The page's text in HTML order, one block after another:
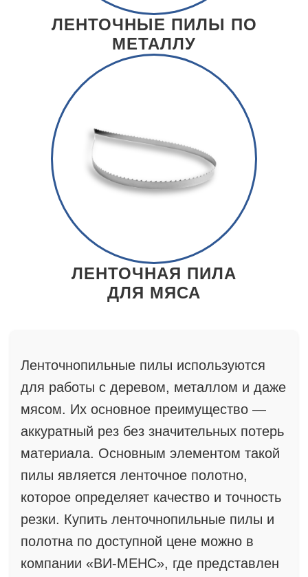
ЛЕНТОЧНЫЕ ПИЛЫ ПО
МЕТАЛЛУ
ЛЕНТОЧНАЯ ПИЛА
ДЛЯ МЯСА
Ленточнопильные пилы используются
для работы с деревом, металлом и даже
мясом. Их основное преимущество —
аккуратный рез без значительных потерь
материала. Основным элементом такой
пилы является ленточное полотно,
которое определяет качество и точность
резки. Купить ленточнопильные пилы и
полотна по доступной цене можно в
компании «ВИ-МЕНС», где представлен